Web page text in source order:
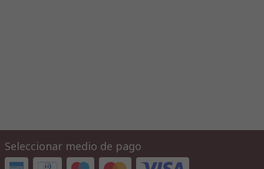
Seleccionar medio de pago